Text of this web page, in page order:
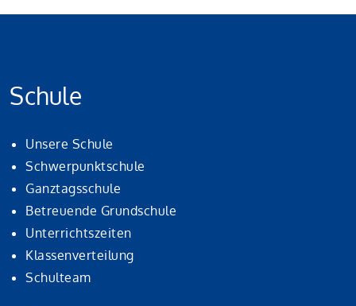
Schule
Unsere Schule
Schwerpunktschule
Ganztagsschule
Betreuende Grundschule
Unterrichtszeiten
Klassenverteilung
Schulteam